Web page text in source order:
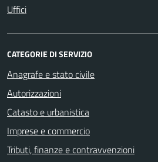
Uffici
CATEGORIE DI SERVIZIO
Anagrafe e stato civile
Autorizzazioni
Catasto e urbanistica
Imprese e commercio
Tributi, finanze e contravvenzioni